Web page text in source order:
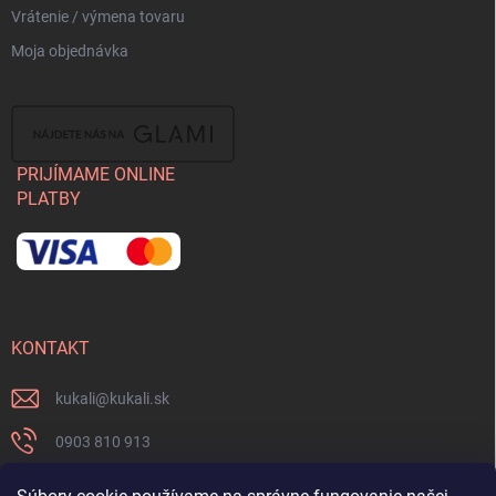
Vrátenie / výmena tovaru
Moja objednávka
PRIJÍMAME ONLINE
PLATBY
KONTAKT
kukali@kukali.sk
0903 810 913